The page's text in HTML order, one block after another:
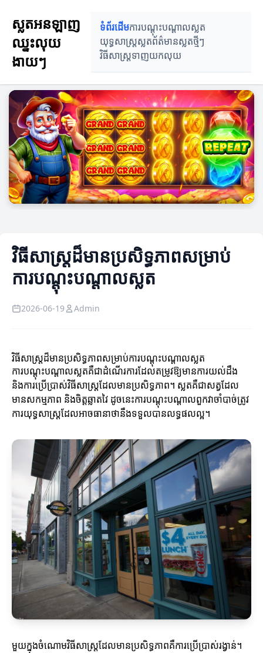
ស្លតអនឡាញ
ឈ្នះលុយ
ងាយៗ
ទំព័រដើមការបណ្តុះបណ្តាលស្លត
យុទ្ធសាស្ត្រស្លតព័ត៌មានស្លតថ្មីៗ
វិធីសាស្ត្រទាញយកលុយ
វិធីសាស្ត្រដ៏មានប្រសិទ្ធភាពសម្រាប់
ការបណ្តុះបណ្តាលស្លត
2026-06-19 Admin
វិធីសាស្ត្រដ៏មានប្រសិទ្ធភាពសម្រាប់ការបណ្តុះបណ្តាលស្លត
ការបណ្តុះបណ្តាលស្លតគឺជាដំណើរការដែលតម្រូវឱ្យមានការយល់ដឹង
និងការប្រើប្រាស់វិធីសាស្ត្រដែលមានប្រសិទ្ធភាព។ ស្លតគឺជាសត្វដែល
មានសកម្មភាព និងចិត្តឆ្លាតវៃ ដូចនេះការបណ្តុះបណ្តាលពួកវាចាំបាច់ត្រូវ
ការយុទ្ធសាស្ត្រដែលអាចធានាថានឹងទទួលបានលទ្ធផលល្អ។
មួយក្នុងចំណោមវិធីសាស្ត្រដែលមានប្រសិទ្ធភាពគឺការប្រើប្រាស់រង្វាន់។